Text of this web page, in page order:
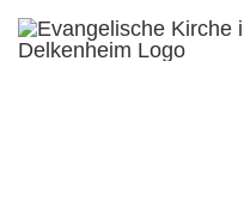
Zum
Inhalt